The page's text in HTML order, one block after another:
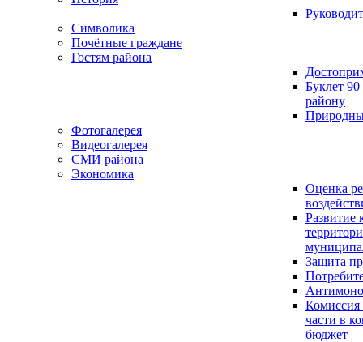
Символика
Почётные граждане
Гостям района
Буклет
району
Фотогалерея
Видеогалерея
СМИ района
Экономика
Оценка
Развитие
Защита
части в
бюджет